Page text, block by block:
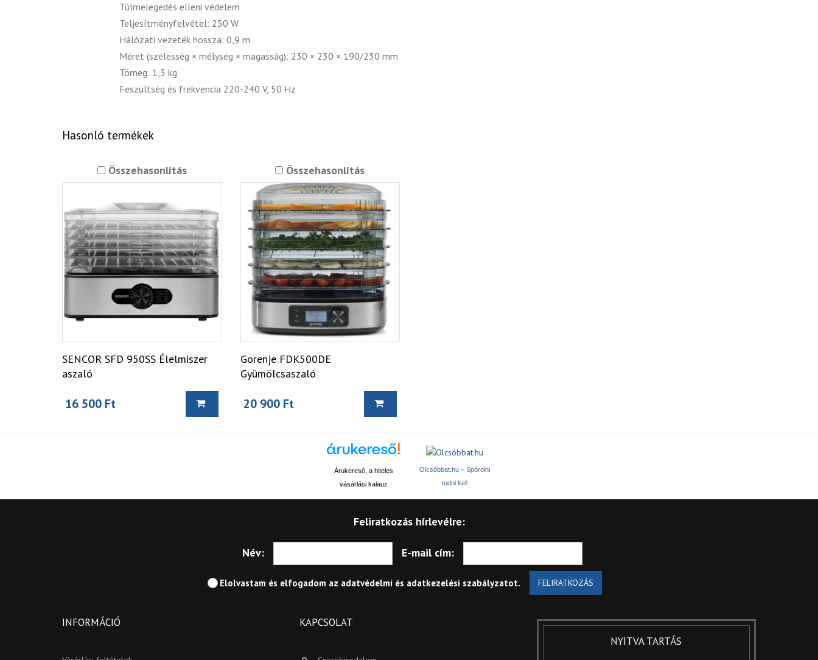
Túlmelegedés elleni védelem
Teljesítményfelvétel: 250 W
Hálózati vezeték hossza: 0,9 m
Méret (szélesség × mélység × magasság): 230 × 230 × 190/230 mm
Tömeg: 1,3 kg
Feszültség és frekvencia 220-240 V, 50 Hz
Hasonló termékek
Összehasonlítás
SENCOR SFD 950SS Élelmiszer
aszaló
16 500 Ft
Összehasonlítás
Gorenje FDK500DE
Gyümölcsaszaló
20 900 Ft
Árukereső, a hiteles
vásárlási kalauz
Olcsóbbat.hu – Spórolni
tudni kell
Feliratkozás hírlevélre:
Név: E-mail cím:
Elolvastam és elfogadom az adatvédelmi és adatkezelési szabályzatot. FELIRATKOZÁS
INFORMÁCIÓ KAPCSOLAT
NYITVA TARTÁS